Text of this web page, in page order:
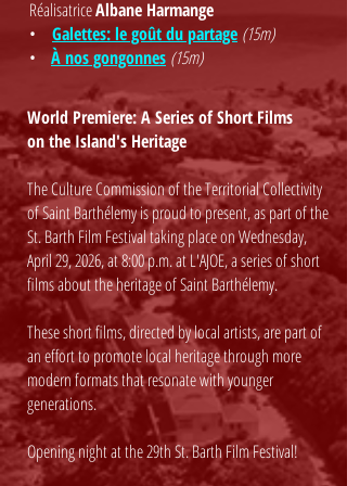
RéalisatriceAlbane Harmange
• Galettes: le goût du partage (15m)
• À nos gongonnes (15m)
World Premiere: A Series of Short Films
on the Island's Heritage
The Culture Commission of the Territorial Collectivity
of Saint Barthélemy is proud to present, as part of the
St. Barth Film Festival taking place on Wednesday,
April 29, 2026, at 8:00 p.m. at L'AJOE, a series of short
films about the heritage of Saint Barthélemy.
These short films, directed by local artists, are part of
an effort to promote local heritage through more
modern formats that resonate with younger
generations.
Opening night at the 29th St. Barth Film Festival!